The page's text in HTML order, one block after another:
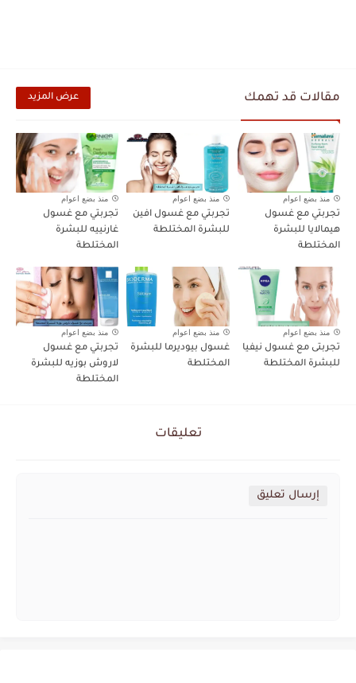
مقالات قد تهمك عرض المزيد
منذ بضع اعوام
تجربتي مع غسول
هيمالايا للبشرة
المختلطة
منذ بضع اعوام
تجربتي مع غسول افين
للبشرة المختلطة
منذ بضع اعوام
تجربتي مع غسول
غارنييه للبشرة
المختلطة
منذ بضع اعوام
تجربتى مع غسول نيفيا
للبشرة المختلطة
منذ بضع اعوام
غسول بيوديرما للبشرة
المختلطة
منذ بضع اعوام
تجربتي مع غسول
لاروش بوزيه للبشرة
المختلطة
تعليقات
إرسال تعليق